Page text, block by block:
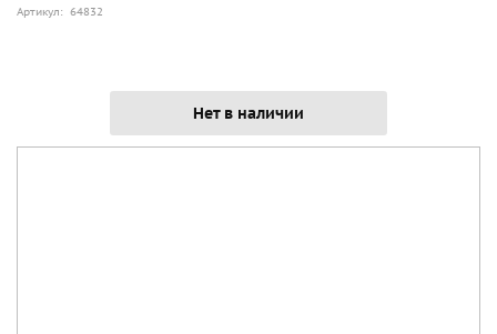
Артикул: 64832
Нет в наличии